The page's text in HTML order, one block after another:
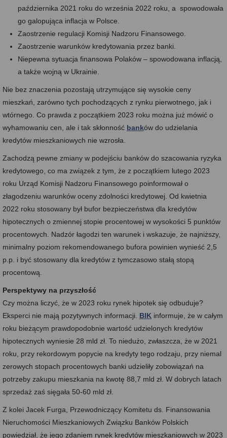
października 2021 roku do września 2022 roku, a spowodowała
go galopująca inflacja w Polsce.
Zaostrzenie regulacji Komisji Nadzoru Finansowego.
Zaostrzenie warunków kredytowania przez banki.
Niepewna sytuacja finansowa Polaków – spowodowana inflacją,
a także wojną w Ukrainie.
Nie bez znaczenia pozostają utrzymujące się wysokie ceny
mieszkań, zarówno tych pochodzących z rynku pierwotnego, jak i
wtórnego. Co prawda z początkiem 2023 roku można już mówić o
wyhamowaniu cen, ale i tak skłonność banków do udzielania
kredytów mieszkaniowych nie wzrosła.
Zachodzą pewne zmiany w podejściu banków do szacowania ryzyka
kredytowego, co ma związek z tym, że z początkiem lutego 2023
roku Urząd Komisji Nadzoru Finansowego poinformował o
złagodzeniu warunków oceny zdolności kredytowej. Od kwietnia
2022 roku stosowany był bufor bezpieczeństwa dla kredytów
hipotecznych o zmiennej stopie procentowej w wysokości 5 punktów
procentowych. Nadzór łagodzi ten warunek i wskazuje, że najniższy,
minimalny poziom rekomendowanego bufora powinien wynieść 2,5
p.p. i być stosowany dla kredytów z tymczasowo stałą stopą
procentową.
Perspektywy na przyszłość
Czy można liczyć, że w 2023 roku rynek hipotek się odbuduje?
Eksperci nie mają pozytywnych informacji. BIK informuje, że w całym
roku bieżącym prawdopodobnie wartość udzielonych kredytów
hipotecznych wyniesie 28 mld zł. To niedużo, zwłaszcza, że w 2021
roku, przy rekordowym popycie na kredyty tego rodzaju, przy niemal
zerowych stopach procentowych banki udzieliły zobowiązań na
potrzeby zakupu mieszkania na kwotę 88,7 mld zł. W dobrych latach
sprzedaż zaś sięgała 50-60 mld zł.
Z kolei Jacek Furga, Przewodniczący Komitetu ds. Finansowania
Nieruchomości Mieszkaniowych Związku Banków Polskich
powiedział, że jego zdaniem rynek kredytów mieszkaniowych w 2023